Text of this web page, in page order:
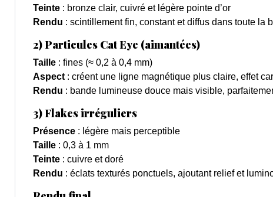
Teinte : bronze clair, cuivré et légère pointe d’or
Rendu : scintillement fin, constant et diffus dans toute la
2) Particules Cat Eye (aimantées)
Taille : fines (≈ 0,2 à 0,4 mm)
Aspect: créent une ligne magnétique plus claire, effet
Rendu : bande lumineuse douce mais visible,
3) Flakes irréguliers
Présence : légère mais perceptible
Taille : 0,3 à 1 mm
Teinte : cuivre et doré
Rendu : éclats texturés ponctuels, ajoutant relief et